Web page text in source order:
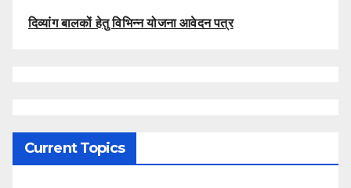
दिव्यांग बालकों हेतु विभिन्न योजना आवेदन पत्र
Current Topics